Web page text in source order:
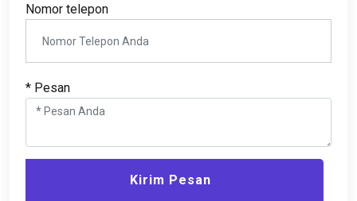
Nomor telepon
* Pesan
Kirim Pesan